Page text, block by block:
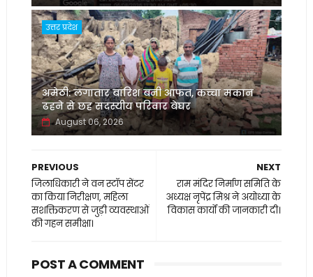
उत्तर प्रदेश
अमेठी: लगातार बारिश बनी आफत, कच्चा मकान
ढहने से छह सदस्यीय परिवार बेघर
August 06, 2026
NEXT
राम मंदिर निर्माण समिति के
अध्यक्ष नृपेंद्र मिश्र ने अयोध्या के
विकास कार्यों की जानकारी दी।
PREVIOUS
जिलाधिकारी ने वन स्टॉप सेंटर
का किया निरीक्षण, महिला
सशक्तिकरण से जुड़ी व्यवस्थाओं
की गहन समीक्षा।
POST A COMMENT